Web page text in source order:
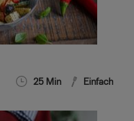
25 Min Einfach